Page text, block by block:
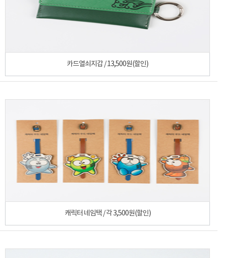
카드열쇠지갑 / 13,500원(할인)
캐릭터 네임택 / 각 3,500원(할인)